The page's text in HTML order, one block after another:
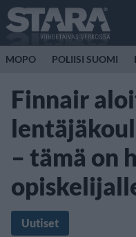
MOPO POLIISI SUOMI
Finnair
– tämä on
Uutiset